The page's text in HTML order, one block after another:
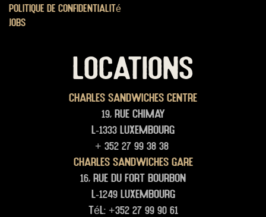
Politique de confidentialité
Jobs
LOCATIONS
Charles Sandwiches Centre
19, rue Chimay
L-1333 Luxembourg
+ 352 27 99 38 38
Charles Sandwiches Gare
16, rue du Fort Bourbon
L-1249 Luxembourg
Tél: +352 27 99 90 61